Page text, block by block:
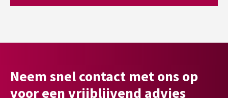
Neem snel contact met ons op
voor een vrijblijvend advies